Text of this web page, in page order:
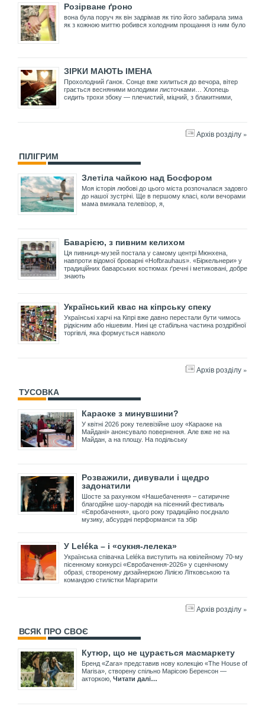
Розірване ґроно
вона була поруч як він задрімав як тіло його забирала зима
як з кожною миттю робився холодним прощання із ним було
ЗІРКИ МАЮТЬ ІМЕНА
Прохолодний ґанок. Сонце вже хилиться до вечора, вітер
грається весняними молодими листочками… Хлопець
сидить трохи збоку — плечистий, міцний, з блакитними,
Архів розділу »
ПІЛІГРИМ
Злетіла чайкою над Босфором
Моя історія любові до цього міста розпочалася задовго
до нашої зустрічі. Ще в першому класі, коли вечорами
мама вмикала телевізор, я,
Баварією, з пивним келихом
Ця пивниця-музей постала у самому центрі Мюнхена,
навпроти відомої броварні «Hofbrauhaus». «Біркельнери» у
традиційних баварських костюмах ґречні і метиковані, добре
знають
Український квас на кіпрську спеку
Українські харчі на Кіпрі вже давно перестали бути чимось
рідкісним або нішевим. Нині це стабільна частина роздрібної
торгівлі, яка формується навколо
Архів розділу »
ТУСОВКА
Караоке з минувшини?
У квітні 2026 року телевізійне шоу «Караоке на
Майдані» анонсувало повернення. Але вже не на
Майдан, а на площу. На подільську
Розважили, дивували і щедро
задонатили
Шосте за рахунком «Нашебачення» – сатиричне
благодійне шоу-пародія на пісенний фестиваль
«Євробачення», цього року традиційно поєднало
музику, абсурдні перформанси та збір
У Leléka – і «сукня-лелека»
Українська співачка Leléka виступить на ювілейному 70-му
пісенному конкурсі «Євробачення-2026» у сценічному
образі, створеному дизайнеркою Лілією Літковською та
командою стилістки Маргарити
Архів розділу »
ВСЯК ПРО СВОЄ
Кутюр, що не цурається масмаркету
Бренд «Zara» представив нову колекцію «The House of
Marisa», створену спільно Марісою Беренсон —
акторкою, Читати далі…